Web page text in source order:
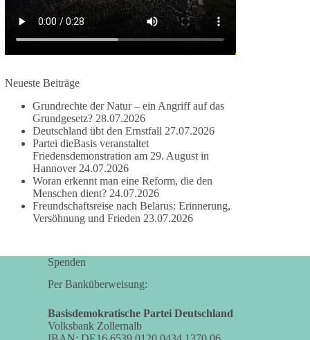
❤️ Wir freuen uns über deine Unterstützung:
https://diebasis.de/spenden/
#dieBasis #frieden #russandistnichtunserFeind
377 168 37 Auf Facebook ansehen
DieBasis
1 Tag zuvor
Wusstest du, dass ein guter Antrag nicht besser
oder schlechter wird, nur weil er von einer
bestimmten Partei kommt?
Pflege, Wirtschaft, Infrastruktur und die
Kommunen. Diese Probleme werden nicht
und erst danach auf den Inhalt geschaut wird.
Neueste Beiträge
Grundrechte der Natur – ein Angriff auf das
Grundgesetz? 28.07.2026
Deutschland übt den Ernstfall 27.07.2026
Partei dieBasis veranstaltet
Friedensdemonstration am 29. August in
Hannover 24.07.2026
Woran erkennt man eine Reform, die den
Menschen dient? 24.07.2026
Freundschaftsreise nach Belarus: Erinnerung,
Versöhnung und Frieden 23.07.2026
Spenden
Per Banküberweisung:
Basisdemokratische Partei Deutschland
Volksbank Zollernalb